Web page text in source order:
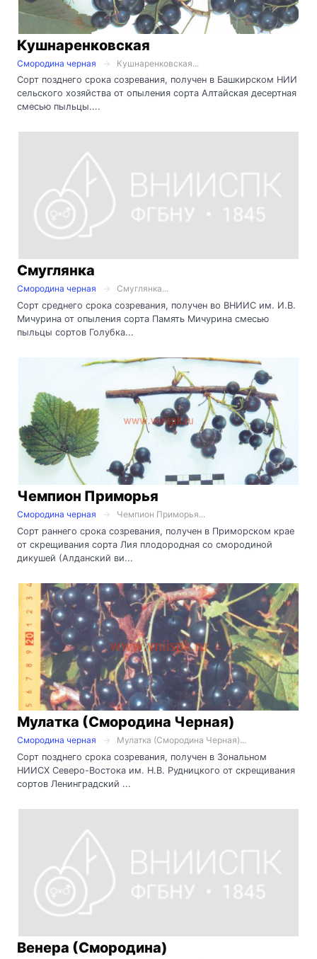
Кушнаренковская
Смородина черная
Кушнаренковская...
Сорт позднего срока созревания, получен в Башкирском НИИ
сельского хозяйства от опыления сорта Алтайская десертная
смесью пыльцы....
Смуглянка
Смородина черная
Смуглянка...
Сорт среднего срока созревания, получен во ВНИИС им. И.В.
Мичурина от опыления сорта Память Мичурина смесью
пыльцы сортов Голубка...
Чемпион Приморья
Смородина черная
Чемпион Приморья...
Сорт раннего срока созревания, получен в Приморском крае
от скрещивания сорта Лия плодородная со смородиной
дикушей (Алданский ви...
Мулатка (Смородина Черная)
Смородина черная
Мулатка (Смородина Черная)...
Сорт позднего срока созревания, получен в Зональном
НИИСХ Северо-Востока им. Н.В. Рудницкого от скрещивания
сортов Ленинградский ...
Венера (Смородина)